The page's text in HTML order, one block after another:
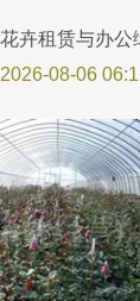
卉租赁与办公
空间的绿色魅
08-06